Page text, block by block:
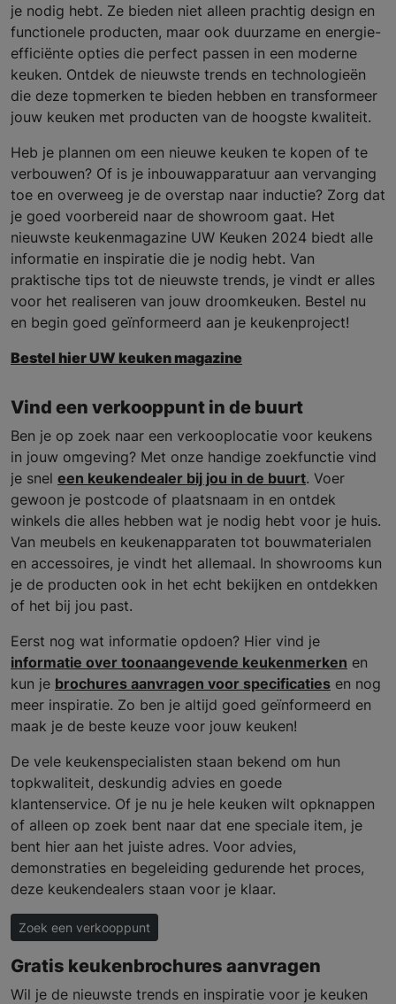
je nodig hebt. Ze bieden niet alleen prachtig design en
functionele producten, maar ook duurzame en energie-
efficiënte opties die perfect passen in een moderne
keuken. Ontdek de nieuwste trends en technologieën
die deze topmerken te bieden hebben en transformeer
jouw keuken met producten van de hoogste kwaliteit.
Heb je plannen om een nieuwe keuken te kopen of te
verbouwen? Of is je inbouwapparatuur aan vervanging
toe en overweeg je de overstap naar inductie? Zorg dat
je goed voorbereid naar de showroom gaat. Het
nieuwste keukenmagazine UW Keuken 2024 biedt alle
informatie en inspiratie die je nodig hebt. Van
praktische tips tot de nieuwste trends, je vindt er alles
voor het realiseren van jouw droomkeuken. Bestel nu
en begin goed geïnformeerd aan je keukenproject!
Bestel hier UW keuken magazine
Vind een verkooppunt in de buurt
Ben je op zoek naar een verkooplocatie voor keukens
in jouw omgeving? Met onze handige zoekfunctie vind
je snel een keukendealer bij jou in de buurt. Voer
gewoon je postcode of plaatsnaam in en ontdek
winkels die alles hebben wat je nodig hebt voor je huis.
Van meubels en keukenapparaten tot bouwmaterialen
en accessoires, je vindt het allemaal. In showrooms kun
je de producten ook in het echt bekijken en ontdekken
of het bij jou past.
Eerst nog wat informatie opdoen? Hier vind je
informatie over toonaangevende keukenmerken en
kun je brochures aanvragen voor specificaties en nog
meer inspiratie. Zo ben je altijd goed geïnformeerd en
maak je de beste keuze voor jouw keuken!
De vele keukenspecialisten staan bekend om hun
topkwaliteit, deskundig advies en goede
klantenservice. Of je nu je hele keuken wilt opknappen
of alleen op zoek bent naar dat ene speciale item, je
bent hier aan het juiste adres. Voor advies,
demonstraties en begeleiding gedurende het proces,
deze keukendealers staan voor je klaar.
Zoek een verkooppunt
Gratis keukenbrochures aanvragen
Wil je de nieuwste trends en inspiratie voor je keuken